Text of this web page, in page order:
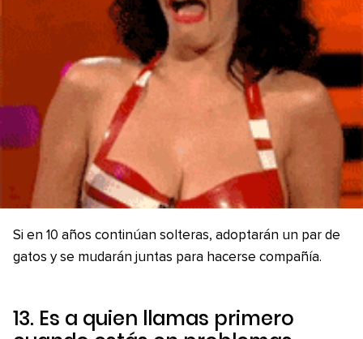
Si en 10 años continúan solteras, adoptarán un par de
gatos y se mudarán juntas para hacerse compañía.
13. Es a quien llamas primero